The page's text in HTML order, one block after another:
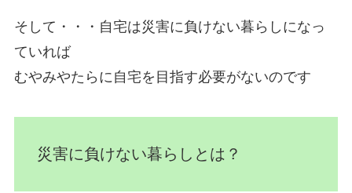
そして・・・自宅は災害に負けない暮らしになっ
ていれば
むやみやたらに自宅を目指す必要がないのです
災害に負けない暮らしとは？